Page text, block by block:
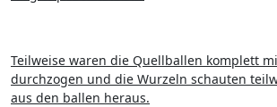
Teilweise waren die Quellballen komplett
durchzogen und die Wurzeln schauten
aus den ballen heraus.